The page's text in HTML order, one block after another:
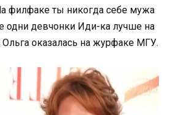
филфаке ты никогда себе мужа
одни девчонки Иди-ка лучше на
Ольга оказалась на журфаке МГУ.